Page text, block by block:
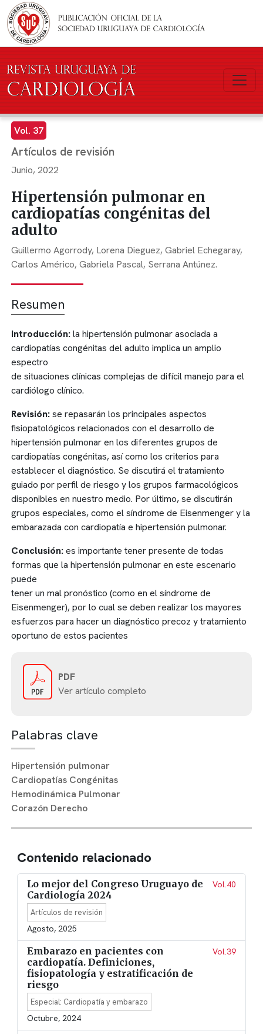
Pasar al contenido principal
Vol. 37
Artículos de revisión
Junio, 2022
Hipertensión pulmonar en
cardiopatías congénitas del
adulto
Guillermo Agorrody, Lorena Dieguez,Gabriel Echegaray,
Carlos Américo,Gabriela Pascal, Serrana Antúnez.
Resumen
Introducción:la hipertensión pulmonar asociada a
cardiopatías congénitas del adulto implica un amplio
espectro
de situaciones clínicas complejas de difícil manejo para el
cardiólogo clínico.
Revisión:se repasarán los principales aspectos
fisiopatológicos relacionados con el desarrollo de
hipertensión pulmonar en los diferentes grupos de
cardiopatías congénitas, así como los criterios para
establecer el diagnóstico. Se discutirá el tratamiento
guiado por perfil de riesgo y los grupos farmacológicos
disponibles en nuestro medio. Por último, se discutirán
grupos especiales, como el síndrome de Eisenmenger y la
embarazada con cardiopatía e hipertensión pulmonar.
Conclusión:es importante tener presente de todas
formas que la hipertensión pulmonar en este escenario
puede
tener un mal pronóstico (como en el síndrome de
Eisenmenger), por lo cual se deben realizar los mayores
esfuerzos para hacer un diagnóstico precoz y tratamiento
oportuno de estos pacientes
PDF
Ver artículo completo
Palabras clave
Hipertensión pulmonar
Cardiopatías Congénitas
Hemodinámica Pulmonar
Corazón Derecho
Contenido relacionado
Lo mejor del Congreso Uruguayo de
Cardiología 2024
Vol.40
Artículos de revisión
Agosto, 2025
Embarazo en pacientes con
cardiopatía. Definiciones,
fisiopatología y estratificación de
riesgo
Vol.39
Especial: Cardiopatía y embarazo
Octubre, 2024